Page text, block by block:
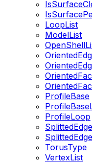
LoopList
ModelList
ProfileBase
ProfileLoop
SplittedEdge
TorusType
VertexList